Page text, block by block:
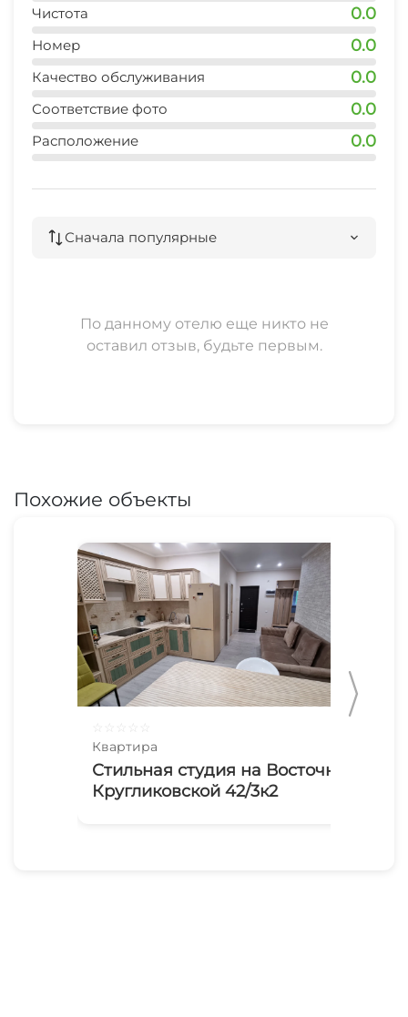
Чистота 0.0
Номер 0.0
Качество обслуживания 0.0
Соответствие фото 0.0
Расположение 0.0
Сначала популярные
По данному отелю еще никто не
оставил отзыв, будьте первым.
Похожие объекты
Квартира
Стильная студия на Восточно-
Кругликовской 42/3к2